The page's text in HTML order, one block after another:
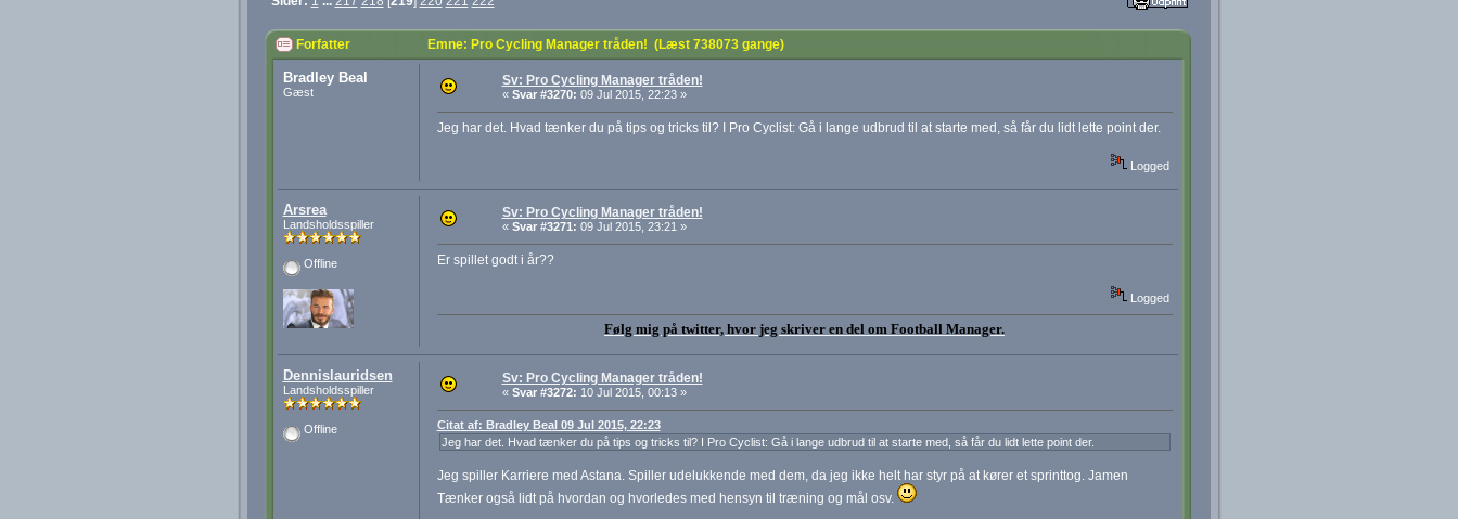
Forfatter Emne: Pro Cycling Manager tråden! (Læst 738073 gange)
Bradley Beal
Gæst
Sv: Pro Cycling Manager tråden!
« Svar #3270: 09 Jul 2015, 22:23 »
Jeg har det. Hvad tænker du på tips og tricks til? I Pro Cyclist: Gå i lange udbrud til at starte med, så får du lidt lette point der.
Logged
Arsrea
Landsholdsspiller
Offline
Sv: Pro Cycling Manager tråden!
« Svar #3271: 09 Jul 2015, 23:21 »
Er spillet godt i år??
Logged
Følg mig på twitter, hvor jeg skriver en del om Football Manager.
Dennislauridsen
Landsholdsspiller
Offline
Sv: Pro Cycling Manager tråden!
« Svar #3272: 10 Jul 2015, 00:13 »
Citat af: Bradley Beal 09 Jul 2015, 22:23
Jeg har det. Hvad tænker du på tips og tricks til? I Pro Cyclist: Gå i lange udbrud til at starte med, så får du lidt lette point der.
Jeg spiller Karriere med Astana. Spiller udelukkende med dem, da jeg ikke helt har styr på at kører et sprinttog. Jamen
Tænker også lidt på hvordan og hvorledes med hensyn til træning og mål osv.